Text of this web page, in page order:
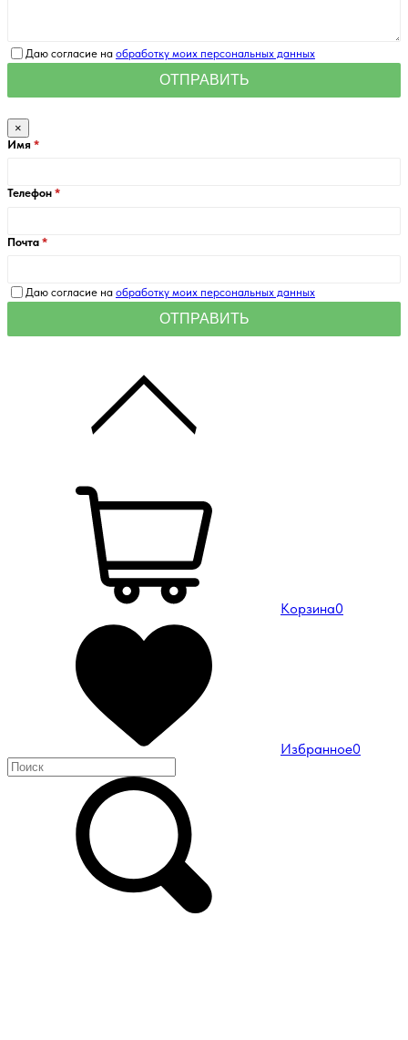
Даю согласие на обработку моих персональных данных
×
Имя
Телефон
Почта
Даю согласие на обработку моих персональных данных
Корзина0
Избранное0